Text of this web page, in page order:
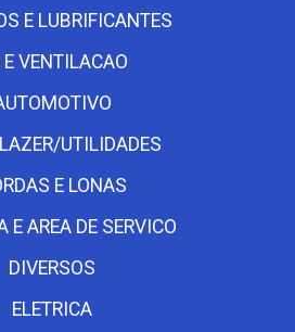
E LUBRIFICANTES
E VENTILACAO
UTILIDADES
E LONAS
E AREA DE SERVICO
DIVERSOS
ELETRICA